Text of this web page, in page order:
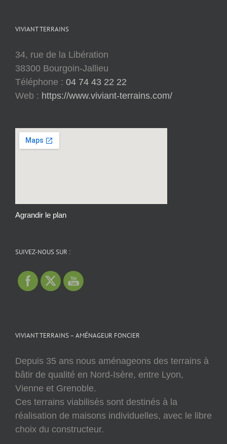
VIVIANT TERRAINS
34, rue de la Libération
38300 Bourgoin-Jallieu
Téléphone : 04 74 43 22 22
Web : https://www.viviant-terrains.com/
Agrandir le plan
SUIVEZ-NOUS SUR :
VIVIANT TERRAINS – AMÉNAGEUR FONCIER
Depuis 35 ans nous aménageons des terrains à
bâtir de qualité en Nord-Isère, entre Lyon,
Vienne et Grenoble.
Ces terrains viabilisés sont destinés à la
réalisation de maisons individuelles, avec le libre
choix du constructeur.